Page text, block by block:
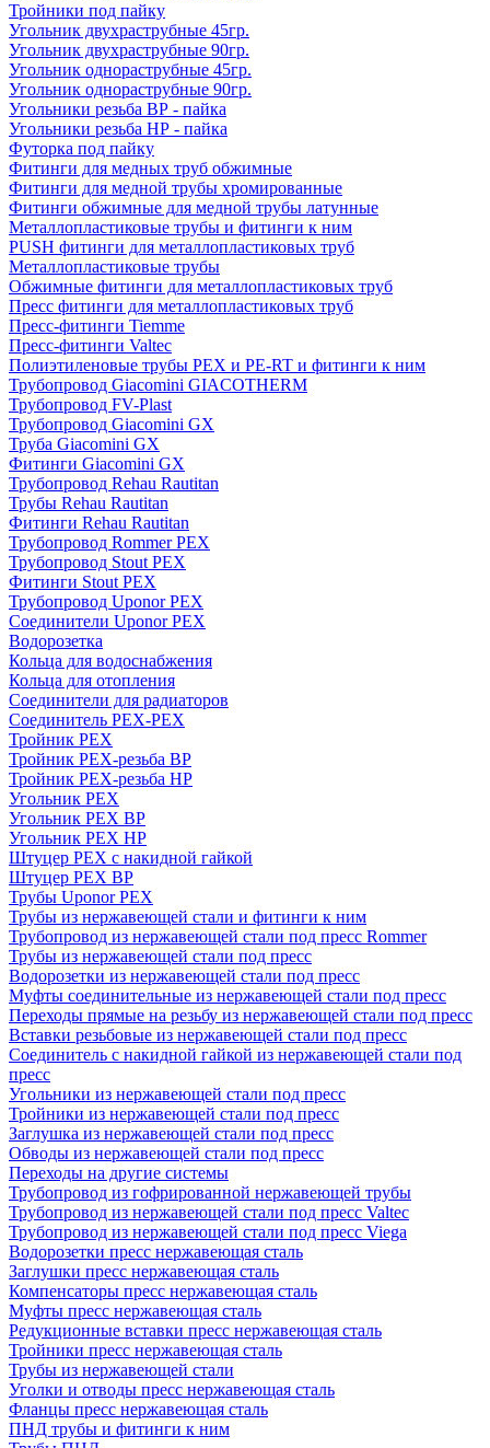
Тройники под пайку
Угольник двухраструбные 45гр.
Угольник двухраструбные 90гр.
Угольник однораструбные 45гр.
Угольник однораструбные 90гр.
Угольники резьба ВР - пайка
Угольники резьба НР - пайка
Футорка под пайку
Фитинги для медных труб обжимные
Фитинги для медной трубы хромированные
Фитинги обжимные для медной трубы латунные
Металлопластиковые трубы и фитинги к ним
PUSH фитинги для металлопластиковых труб
Металлопластиковые трубы
Обжимные фитинги для металлопластиковых труб
Пресс фитинги для металлопластиковых труб
Пресс-фитинги Tiemme
Пресс-фитинги Valtec
Полиэтиленовые трубы PEX и PE-RT и фитинги к ним
Трубопровод Giacomini GIACOTHERM
Трубопровод FV-Plast
Трубопровод Giacomini GX
Труба Giacomini GX
Фитинги Giacomini GX
Трубопровод Rehau Rautitan
Трубы Rehau Rautitan
Фитинги Rehau Rautitan
Трубопровод Rommer PEX
Трубопровод Stout PEX
Фитинги Stout PEX
Трубопровод Uponor PEX
Соединители Uponor PEX
Водорозетка
Кольца для водоснабжения
Кольца для отопления
Соединители для радиаторов
Соединитель PEX-PEX
Тройник PEX
Тройник PEX-резьба ВР
Тройник PEX-резьба НР
Угольник PEX
Угольник PEX ВР
Угольник PEX НР
Штуцер PEX c накидной гайкой
Штуцер PEX ВР
Трубы Uponor PEX
Трубы из нержавеющей стали и фитинги к ним
Трубопровод из нержавеющей стали под пресс Rommer
Трубы из нержавеющей стали под пресс
Водорозетки из нержавеющей стали под пресс
Муфты соединительные из нержавеющей стали под пресс
Переходы прямые на резьбу из нержавеющей стали под пресс
Вставки резьбовые из нержавеющей стали под пресс
Соединитель с накидной гайкой из нержавеющей стали под
пресс
Угольники из нержавеющей стали под пресс
Тройники из нержавеющей стали под пресс
Заглушка из нержавеющей стали под пресс
Обводы из нержавеющей стали под пресс
Переходы на другие системы
Трубопровод из гофрированной нержавеющей трубы
Трубопровод из нержавеющей стали под пресс Valtec
Трубопровод из нержавеющей стали под пресс Viega
Водорозетки пресс нержавеющая сталь
Заглушки пресс нержавеющая сталь
Компенсаторы пресс нержавеющая сталь
Муфты пресс нержавеющая сталь
Редукционные вставки пресс нержавеющая сталь
Тройники пресс нержавеющая сталь
Трубы из нержавеющей стали
Уголки и отводы пресс нержавеющая сталь
Фланцы пресс нержавеющая сталь
ПНД трубы и фитинги к ним